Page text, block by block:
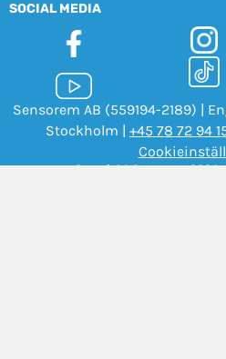
SOCIAL MEDIA
Sensorem AB (559194-2189) |
Stockholm | +45 78 72 94
Copyright Sensorem 2026.